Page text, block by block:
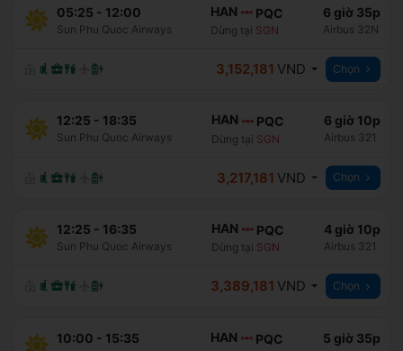
05:25 - 12:00
Sun Phu Quoc Airways
HAN PQC
Dừng tại SGN
6 giờ 35p
Airbus 32N
3,152,181 VND Chọn
12:25 - 18:35
Sun Phu Quoc Airways
HAN PQC
Dừng tại SGN
6 giờ 10p
Airbus 321
3,217,181 VND Chọn
12:25 - 16:35
Sun Phu Quoc Airways
HAN PQC
Dừng tại SGN
4 giờ 10p
Airbus 321
3,389,181 VND Chọn
10:00 - 15:35 HAN PQC 5 giờ 35p